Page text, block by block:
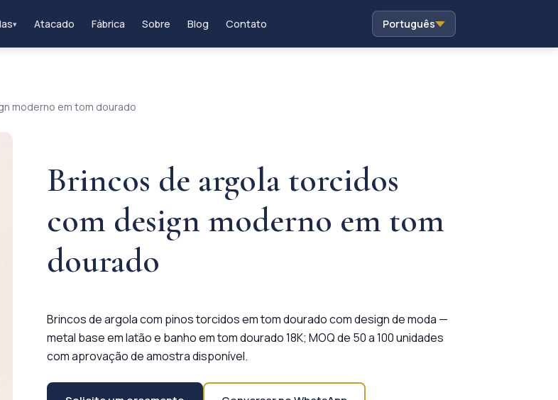
▾ Atacado Fábrica Sobre Blog Contato Português
moderno em tom dourado
Brincos de argola torcidos
com design moderno em tom
dourado
Brincos de argola com pinos torcidos em tom dourado com design de moda —
metal base em latão e banho em tom dourado 18K; MOQ de 50 a 100 unidades
com aprovação de amostra disponível.